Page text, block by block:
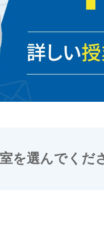
を選んでくだ